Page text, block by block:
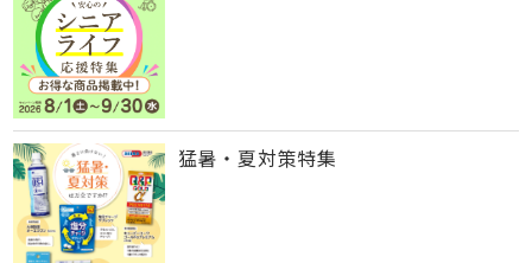
猛暑・夏対策特集